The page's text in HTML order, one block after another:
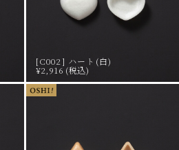
[C002] ハート(白)
¥2,916 (税込)